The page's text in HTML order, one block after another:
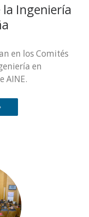
Ingeniería
en los Comités
en
AINE.